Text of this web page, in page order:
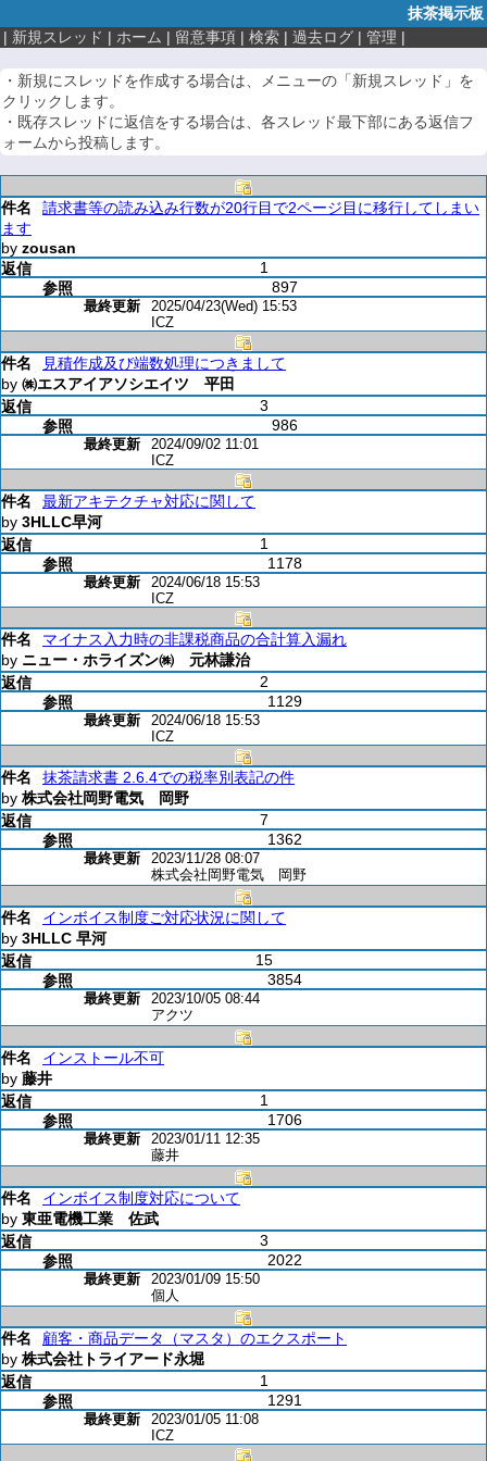
抹茶掲示板
| 新規スレッド | ホーム | 留意事項 | 検索 | 過去ログ | 管理 |
・新規にスレッドを作成する場合は、メニューの「新規スレッド」を
クリックします。
・既存スレッドに返信をする場合は、各スレッド最下部にある返信フ
ォームから投稿します。
請求書等の読み込み行数が20行目で2ページ目に移行してしまい
ます
by zousan
1
897
2025/04/23(Wed) 15:53
ICZ
見積作成及び端数処理につきまして
by ㈱エスアイアソシエイツ 平田
3
986
2024/09/02 11:01
ICZ
最新アキテクチャ対応に関して
by 3HLLC早河
1
1178
2024/06/18 15:53
ICZ
マイナス入力時の非課税商品の合計算入漏れ
by ニュー・ホライズン㈱ 元林謙治
2
1129
2024/06/18 15:53
ICZ
抹茶請求書 2.6.4での税率別表記の件
by 株式会社岡野電気 岡野
7
1362
2023/11/28 08:07
株式会社岡野電気 岡野
インボイス制度ご対応状況に関して
by 3HLLC 早河
15
3854
2023/10/05 08:44
アクツ
インストール不可
by 藤井
1
1706
2023/01/11 12:35
藤井
インボイス制度対応について
by 東亜電機工業 佐武
3
2022
2023/01/09 15:50
個人
顧客・商品データ（マスタ）のエクスポート
by 株式会社トライアード永堀
1
1291
2023/01/05 11:08
ICZ